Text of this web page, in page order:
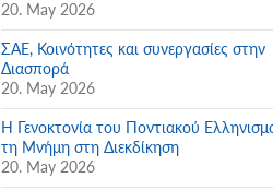
20. May 2026
ΣΑΕ, Κοινότητες και συνεργασίες στην
Διασπορά
20. May 2026
Η Γενοκτονία του Ποντιακού
τη Μνήμη στη Διεκδίκηση
20. May 2026